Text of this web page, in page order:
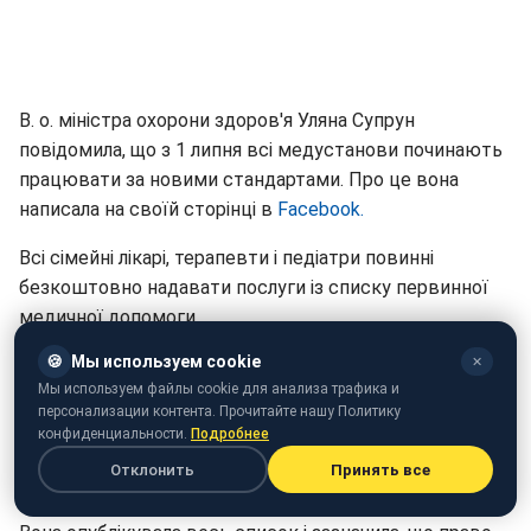
В. о. міністра охорони здоров'я Уляна Супрун
повідомила, що з 1 липня всі медустанови починають
працювати за новими стандартами. Про це вона
написала на своїй сторінці в Facebook.
Всі сімейні лікарі, терапевти і педіатри повинні
безкоштовно надавати послуги із списку первинної
медичної допомоги.
"Вступив в дію новий список послуг, які українцям
повинні надавати сімейні лікарі, терапевти та педіатри.
(Наказ МОЗ України №504). Вони на 100%
безкоштовними для кожного пацієнта, адже за них
вже заплатили зі своїх податків!" - написала Супрун.
🍪 Мы используем cookie ✕
Мы используем файлы cookie для анализа трафика и
персонализации контента. Прочитайте нашу Политику
конфиденциальности. Подробнее
Отклонить Принять все